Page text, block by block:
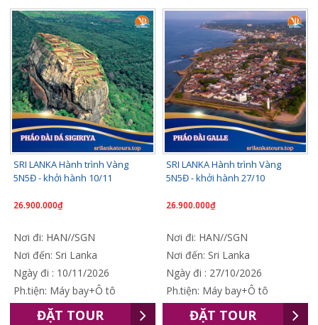
SRI LANKA Hành trình Vàng
5N5Đ - khởi hành 10/11
26.900.000₫
Nơi đi: HAN//SGN
Nơi đến: Sri Lanka
Ngày đi : 10/11/2026
Ph.tiện: Máy bay+Ô tô
ĐẶT TOUR
SRI LANKA Hành trình Vàng
5N5Đ - khởi hành 27/10
26.900.000₫
Nơi đi: HAN//SGN
Nơi đến: Sri Lanka
Ngày đi : 27/10/2026
Ph.tiện: Máy bay+Ô tô
ĐẶT TOUR